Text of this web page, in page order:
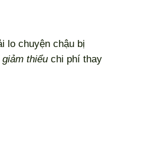
lo chuyện chậu bị
giảm thiểu chi phí thay